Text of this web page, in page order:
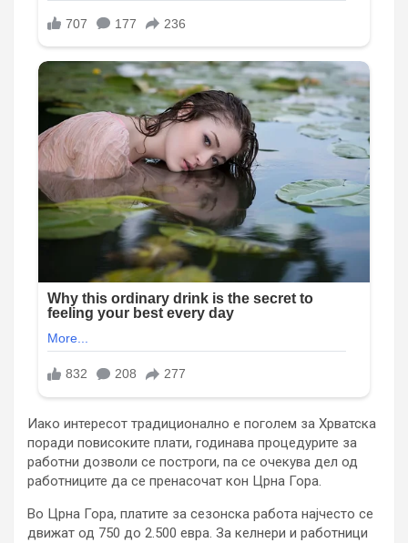
Иако интересот традиционално е поголем за Хрватска
поради повисоките плати, годинава процедурите за
работни дозволи се построги, па се очекува дел од
работниците да се пренасочат кон Црна Гора.
Во Црна Гора, платите за сезонска работа најчесто се
движат од 750 до 2.500 евра. За келнери и работници